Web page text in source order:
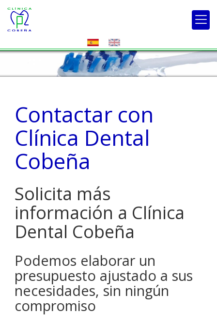
Contactar con
Clínica Dental
Cobeña
Solicita más
información a Clínica
Dental Cobeña
Podemos elaborar un
presupuesto ajustado a sus
necesidades, sin ningún
compromiso